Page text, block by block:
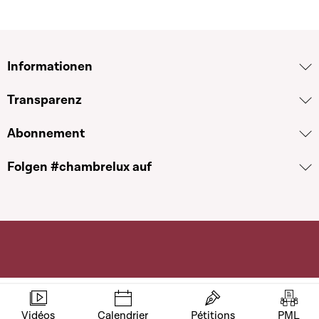
Vidéos Calendrier Pétitions PML
Informationen
Transparenz
Abonnement
Folgen #chambrelux auf